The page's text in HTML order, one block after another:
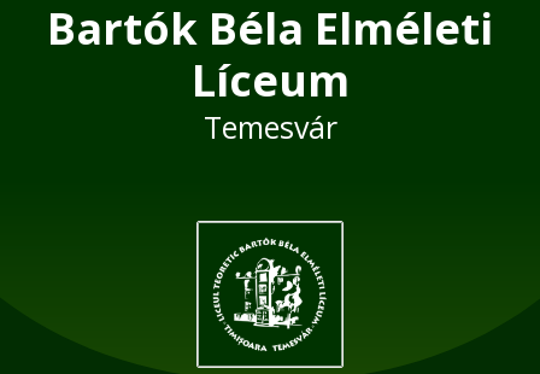
Bartók Béla Elméleti
Líceum
Temesvár
Post
navigation